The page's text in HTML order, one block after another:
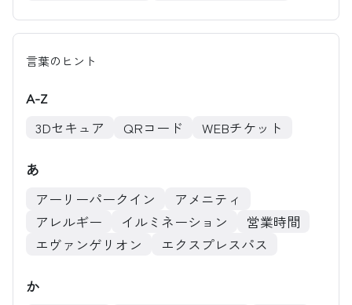
言葉のヒント
A-Z
3Dセキュア
QRコード WEBチケット
あ
アーリーパークイン
アメニティ
アレルギー
イルミネーション
営業時間
エヴァンゲリオン
エクスプレスパス
か